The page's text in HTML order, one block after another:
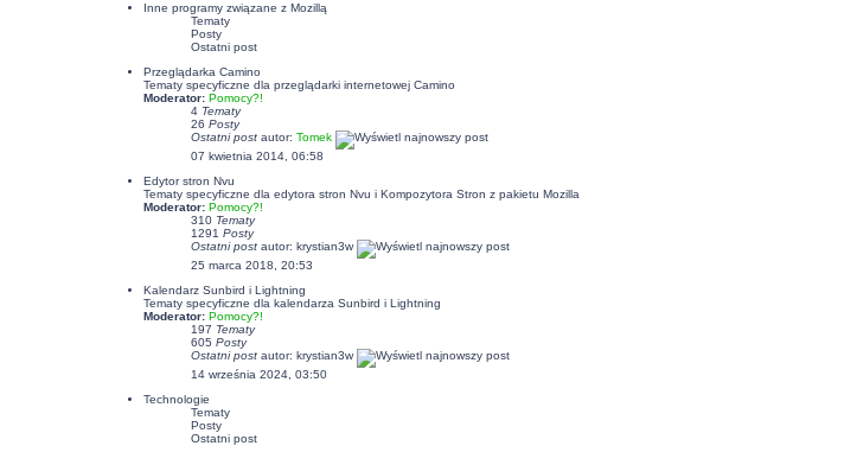
Inne programy związane z Mozillą
Tematy
Posty
Ostatni post
Przeglądarka Camino
Tematy specyficzne dla przeglądarki internetowej Camino
Moderator: Pomocy?!
4 Tematy
26 Posty
Ostatni postautor: Tomek
07 kwietnia 2014, 06:58
Edytor stron Nvu
Tematy specyficzne dla edytora stron Nvu i Kompozytora Stron z pakietu Mozilla
Moderator: Pomocy?!
310 Tematy
1291 Posty
Ostatni postautor: krystian3w
25 marca 2018, 20:53
Kalendarz Sunbird i Lightning
Tematy specyficzne dla kalendarza Sunbird i Lightning
Moderator: Pomocy?!
197 Tematy
605 Posty
Ostatni postautor: krystian3w
14 września 2024, 03:50
Technologie
Tematy
Posty
Ostatni post